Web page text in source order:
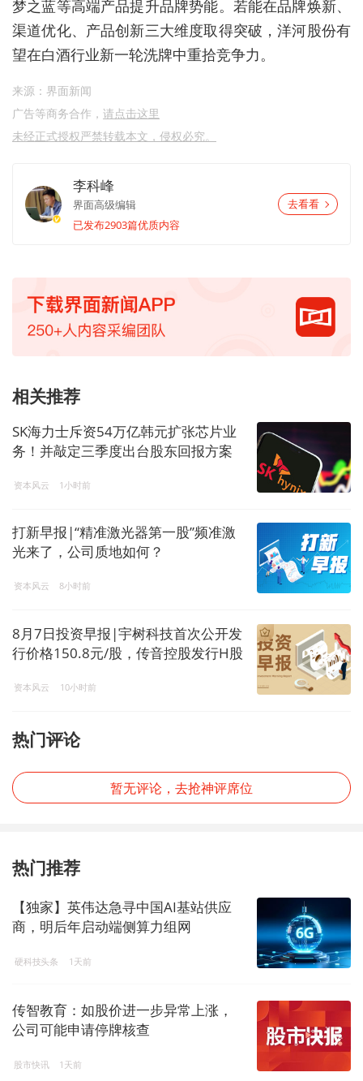
梦之蓝等高端产品提升品牌势能。若能在品牌焕新、
渠道优化、产品创新三大维度取得突破，洋河股份有
望在白酒行业新一轮洗牌中重拾竞争力。
来源：界面新闻
广告等商务合作， 请点击这里
未经正式授权严禁转载本文，侵权必究。
李科峰
界面高级编辑
已发布2903篇优质内容
去看看
相关推荐
SK海力士斥资54万亿韩元扩张芯片业
务！并敲定三季度出台股东回报方案
资本风云 1小时前
打新早报|“精准激光器第一股”频准激
光来了，公司质地如何？
资本风云 8小时前
8月7日投资早报|宇树科技首次公开发
行价格150.8元/股，传音控股发行H股
股上市
资本风云 10小时前
热门评论
暂无评论，去抢神评席位
热门推荐
【独家】英伟达急寻中国AI基站供应
商，明后年启动端侧算力组网
硬科技头条 1天前
传智教育：如股价进一步异常上涨，
公司可能申请停牌核查
股市快讯 1天前